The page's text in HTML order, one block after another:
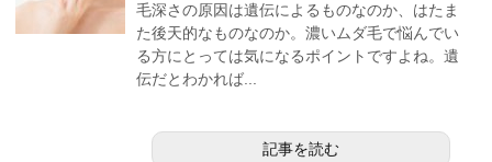
毛深さの原因は遺伝によるものなのか、はたま
た後天的なものなのか。濃いムダ毛で悩んでい
る方にとっては気になるポイントですよね。遺
伝だとわかれば...
記事を読む